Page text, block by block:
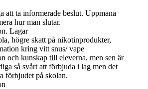
att ta informerade beslut. Uppmana
hur man slutar.
Lagar
högre skatt på nikotinprodukter,
kring vitt snus/ vape
och kunskap till eleverna, men sen är
så svårt att förbjuda i lag men det
förbjudet på skolan.